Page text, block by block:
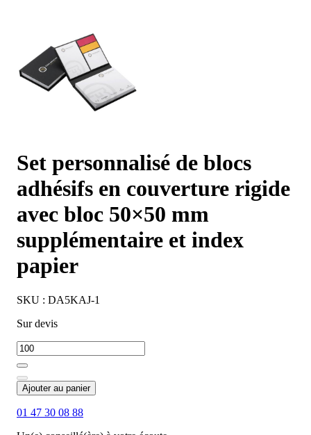
Set personnalisé de blocs
adhésifs en couverture rigide
avec bloc 50×50 mm
supplémentaire et index
papier
SKU : DA5KAJ-1
Sur devis
Ajouter au panier
01 47 30 08 88